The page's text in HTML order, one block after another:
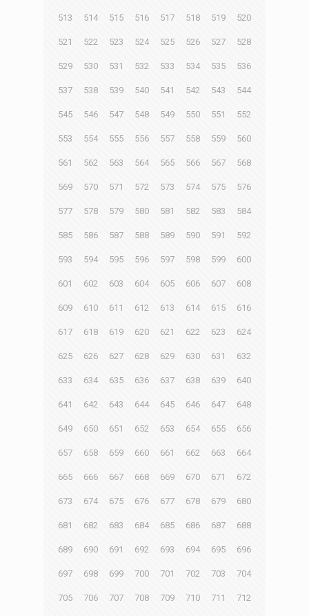
513 514 515 516 517 518 519 520
521 522 523 524 525 526 527 528
529 530 531 532 533 534 535 536
537 538 539 540 541 542 543 544
545 546 547 548 549 550 551 552
553 554 555 556 557 558 559 560
561 562 563 564 565 566 567 568
569 570 571 572 573 574 575 576
577 578 579 580 581 582 583 584
585 586 587 588 589 590 591 592
593 594 595 596 597 598 599 600
601 602 603 604 605 606 607 608
609 610 611 612 613 614 615 616
617 618 619 620 621 622 623 624
625 626 627 628 629 630 631 632
633 634 635 636 637 638 639 640
641 642 643 644 645 646 647 648
649 650 651 652 653 654 655 656
657 658 659 660 661 662 663 664
665 666 667 668 669 670 671 672
673 674 675 676 677 678 679 680
681 682 683 684 685 686 687 688
689 690 691 692 693 694 695 696
697 698 699 700 701 702 703 704
705 706 707 708 709 710 711 712